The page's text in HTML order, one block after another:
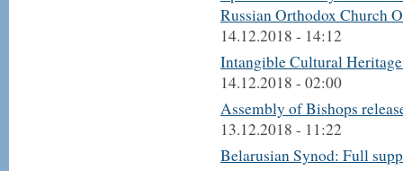
Russian Orthodox Church
14.12.2018 - 14:12
Intangible Cultural
14.12.2018 - 02:00
Assembly of Bishops
13.12.2018 - 11:22
Belarusian Synod: Full